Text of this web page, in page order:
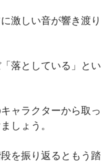
激しい音が響き渡り
落としている」とい
ャラクターから取っ
しょう。
を振り返るともう踏